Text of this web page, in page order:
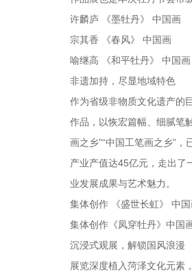
许麟庐 《墨牡丹》 中国画
宗其香 《春风》 中国画
喻继高 《和平牡丹》 中国画
非遗加持，尽显地域特色
作为省级非物质文化遗产的
作品，以恢宏篇幅、细腻笔
画之乡”“中国工笔画之乡”
产业产值达45亿元，走出了
业发展成果与艺术魅力。
集体创作 《盛世长虹》 中
集体创作《凤穿牡丹》中国
沉浸式观展，解锁国风浪漫
展览深度植入菏泽文化元素